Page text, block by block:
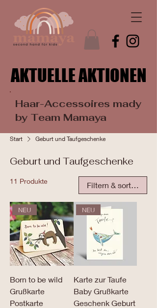
AKTUELLE AKTIONEN
AKTUELLE AKTIONEN
Haar-Accessoires mady
by Team Mamaya
Start Geburt und Taufgeschenke
Geburt und Taufgeschenke
11 Produkte Filtern & sortieren
NEU
Born to be wild
Grußkarte
Postkarte
NEU
Karte zur Taufe
Baby Grußkarte
Geschenk Geburt